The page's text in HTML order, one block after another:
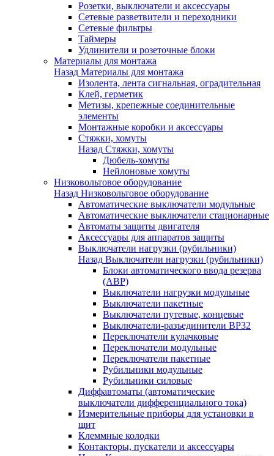
Розетки, выключатели и аксессуары
Сетевые разветвители и переходники
Сетевые фильтры
Таймеры
Удлинители и розеточные блоки
Материалы для монтажа
Назад Материалы для монтажа
Изолента, лента сигнальная, оградительная
Клей, герметик
Метизы, крепежные соединительные
элементы
Монтажные коробки и аксессуары
Стяжки, хомуты
Назад Стяжки, хомуты
Дюбель-хомуты
Нейлоновые хомуты
Низковольтовое оборудование
Назад Низковольтовое оборудование
Автоматические выключатели модульные
Автоматические выключатели стационарные
Автоматы защиты двигателя
Аксессуары для аппаратов защиты
Выключатели нагрузки (рубильники)
Назад Выключатели нагрузки (рубильники)
Блоки автоматического ввода резерва
(АВР)
Выключатели нагрузки модульные
Выключатели пакетные
Выключатели путевые, концевые
Выключатели-разъединители ВР32
Переключатели кулачковые
Переключатели модульные
Переключатели пакетные
Рубильники модульные
Рубильники силовые
Диффавтоматы (автоматические
выключатели дифференциального тока)
Измерительные приборы для установки в
щит
Клеммные колодки
Контакторы, пускатели и аксессуары